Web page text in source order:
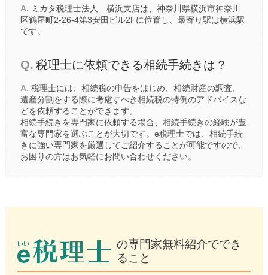
A. ミカタ税理士法人 横浜支店は、神奈川県横浜市神奈川
区鶴屋町2-26-4第3安田ビル2Fに位置し、最寄り駅は横浜駅
です。
Q. 税理士に依頼できる相続手続きは？
A. 税理士には、相続税の申告をはじめ、相続財産の調査、
遺産分割をする際に考慮すべき相続税の特例のアドバイスな
どを依頼することができます。
相続手続きを専門家に依頼する場合、相続手続きの経験が豊
富な専門家を選ぶことが大切です。e税理士では、相続手続
きに強い専門家を厳選してご紹介することが可能ですので、
お困りの方はお気軽にお問い合わせください。
の専門家無料紹介ででき
ること